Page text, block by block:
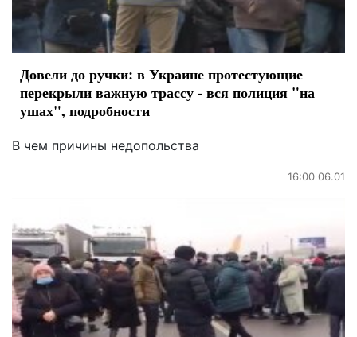
Довели до ручки: в Украине протестующие
перекрыли важную трассу - вся полиция "на
ушах", подробности
В чем причины недопольства
16:00 06.01